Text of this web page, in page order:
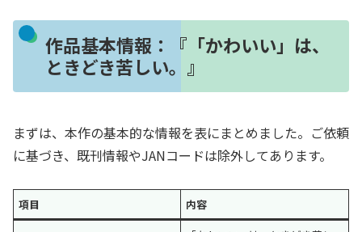
作品基本情報：『「かわいい」は、
ときどき苦しい。』
まずは、本作の基本的な情報を表にまとめました。ご依頼
に基づき、既刊情報やJANコードは除外してあります。
項目 内容